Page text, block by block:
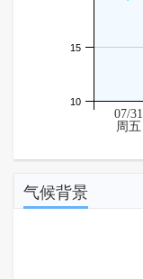
10
15
07/31
周五
气候背景